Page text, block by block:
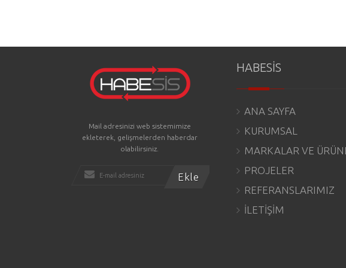
Mail adresinizi web sistemimize
ekleterek, gelişmelerden haberdar
olabilirsiniz.
HABESİS
ANA SAYFA
KURUMSAL
MARKALAR VE
PROJELER
REFERANSLARIMIZ
İLETİŞİM